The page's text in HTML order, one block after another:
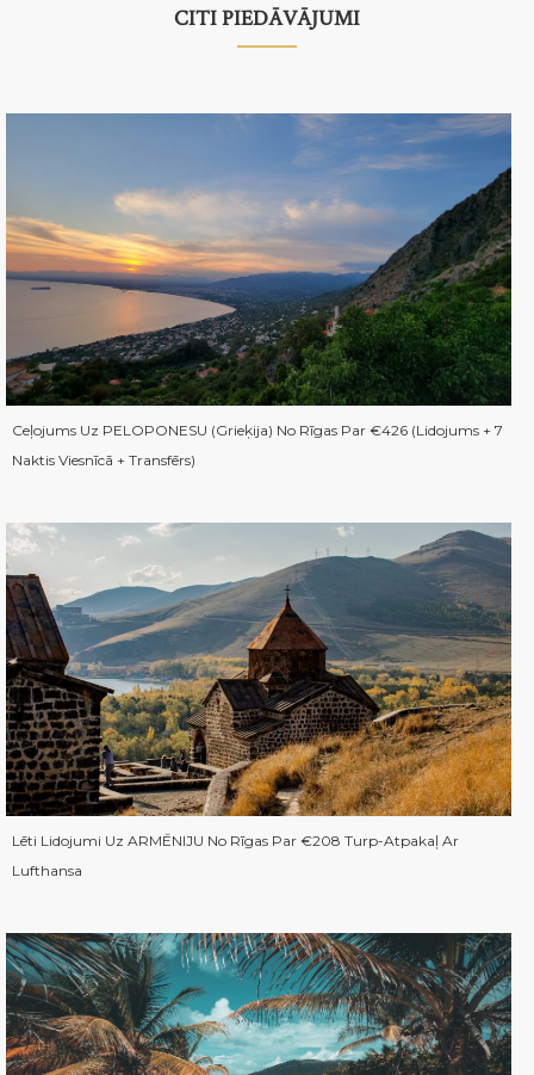
CITI PIEDĀVĀJUMI
Ceļojums Uz PELOPONESU (Grieķija) No Rīgas Par €426 (Lidojums + 7
Naktis Viesnīcā + Transfērs)
Lēti Lidojumi Uz ARMĒNIJU No Rīgas Par €208 Turp-Atpakaļ Ar
Lufthansa